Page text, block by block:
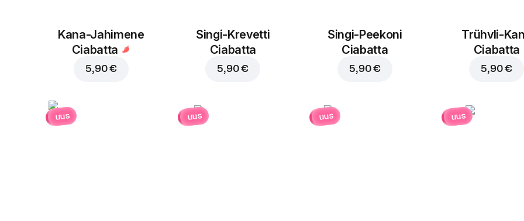
Kana-Jahimene
Ciabatta
5,90 €
Singi-Krevetti
Ciabatta
5,90 €
Singi-Peekoni
Ciabatta
5,90 €
Trühvli-
Ciabatta
5,90 €
uus uus uus uus